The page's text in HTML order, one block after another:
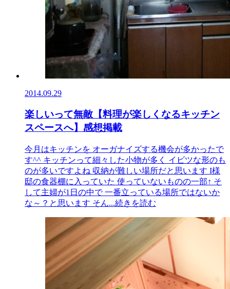
2014.09.29
楽しいって無敵【料理が楽しくなるキッチン
スペースへ】感想掲載
今月はキッチンを オーガナイズする機会が多かったで
す^^ キッチンって細々した小物が多く イビツな形のも
のが多いですよね 収納が難しい場所だと思います I様
邸の食器棚に入っていた 使っていないものの一部↑ そ
して主婦が1日の中で 一番立っている場所ではないか
な～？と思います そん...続きを読む